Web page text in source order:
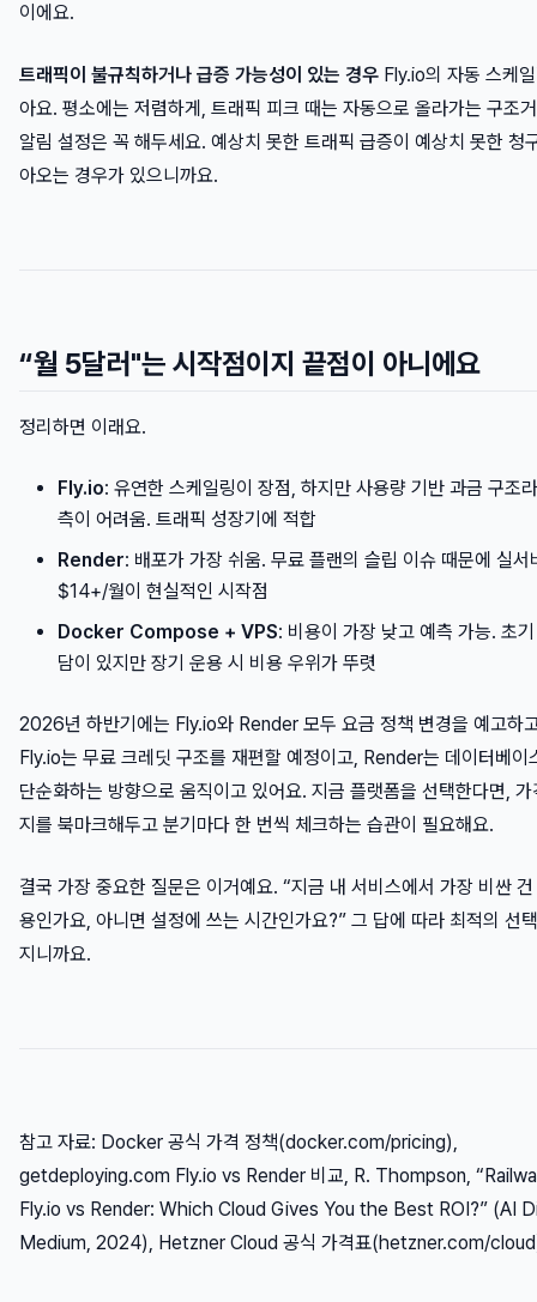
이에요.
트래픽이 불규칙하거나 급증 가능성이 있는 경우 Fly.io의 자동 스케
아요. 평소에는 저렴하게, 트래픽 피크 때는 자동으로 올라가는 구조
알림 설정은 꼭 해두세요. 예상치 못한 트래픽 급증이 예상치 못한 청
아오는 경우가 있으니까요.
“월 5달러"는 시작점이지 끝점이 아니에요
정리하면 이래요.
Fly.io: 유연한 스케일링이 장점, 하지만 사용량 기반 과금 구조
측이 어려움. 트래픽 성장기에 적합
Render: 배포가 가장 쉬움. 무료 플랜의 슬립 이슈 때문에 실서
$14+/월이 현실적인 시작점
Docker Compose + VPS: 비용이 가장 낮고 예측 가능. 초
담이 있지만 장기 운용 시 비용 우위가 뚜렷
2026년 하반기에는 Fly.io와 Render 모두 요금 정책 변경을 예고하
Fly.io는 무료 크레딧 구조를 재편할 예정이고, Render는 데이터베이
단순화하는 방향으로 움직이고 있어요. 지금 플랫폼을 선택한다면,
지를 북마크해두고 분기마다 한 번씩 체크하는 습관이 필요해요.
결국 가장 중요한 질문은 이거예요. “지금 내 서비스에서 가장 비싼
용인가요, 아니면 설정에 쓰는 시간인가요?” 그 답에 따라 최적의 선
지니까요.
참고 자료: Docker 공식 가격 정책(docker.com/pricing),
getdeploying.com Fly.io vs Render 비교, R. Thompson,
Fly.io vs Render: Which Cloud Gives You the Best ROI?” (AI
Medium, 2024), Hetzner Cloud 공식 가격표(hetzner.com/